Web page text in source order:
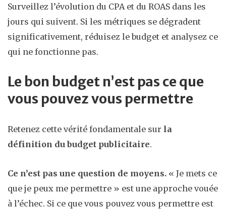
Surveillez l’évolution du CPA et du ROAS dans les
jours qui suivent. Si les métriques se dégradent
significativement, réduisez le budget et analysez ce
qui ne fonctionne pas.
Le bon budget n’est pas ce que
vous pouvez vous permettre
Retenez cette vérité fondamentale sur la
définition du budget publicitaire.
Ce n’est pas une question de moyens. « Je mets ce
que je peux me permettre » est une approche vouée
à l’échec. Si ce que vous pouvez vous permettre est